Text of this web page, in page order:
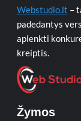
Webstudio.lt –
padedantys
aplenkti
kreiptis.
Žymos